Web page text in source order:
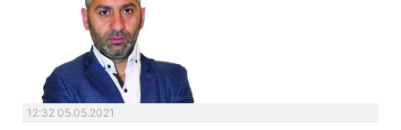
12:32 05.05.2021